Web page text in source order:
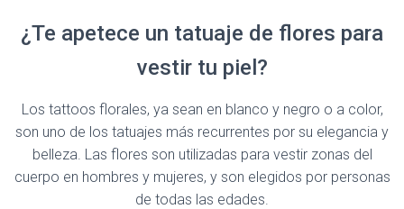
¿Te apetece un tatuaje de flores para
vestir tu piel?
Los tattoos florales, ya sean en blanco y negro o a color,
son uno de los tatuajes más recurrentes por su elegancia y
belleza. Las flores son utilizadas para vestir zonas del
cuerpo en hombres y mujeres, y son elegidos por personas
de todas las edades.